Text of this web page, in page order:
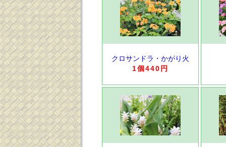
クロサンドラ・かがり火
1個440円